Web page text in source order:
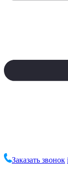
Заказать звонок